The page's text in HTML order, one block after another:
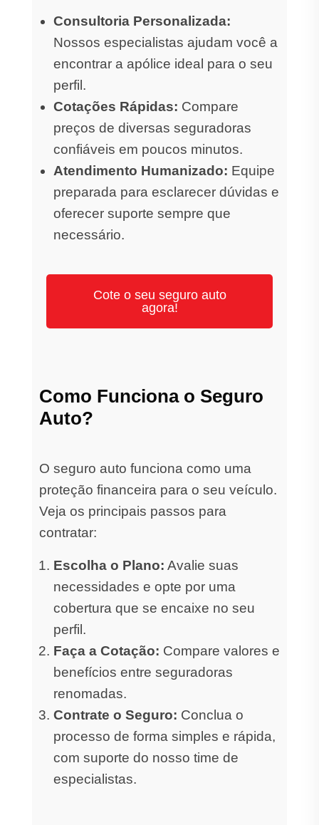
Consultoria Personalizada:
Nossos especialistas ajudam você a
encontrar a apólice ideal para o seu
perfil.
Cotações Rápidas: Compare
preços de diversas seguradoras
confiáveis em poucos minutos.
Atendimento Humanizado: Equipe
preparada para esclarecer dúvidas e
oferecer suporte sempre que
necessário.
Cote o seu seguro auto
agora!
Como Funciona o Seguro
Auto?
O seguro auto funciona como uma
proteção financeira para o seu veículo.
Veja os principais passos para
contratar:
Escolha o Plano: Avalie suas
necessidades e opte por uma
cobertura que se encaixe no seu
perfil.
Faça a Cotação: Compare valores e
benefícios entre seguradoras
renomadas.
Contrate o Seguro: Conclua o
processo de forma simples e rápida,
com suporte do nosso time de
especialistas.